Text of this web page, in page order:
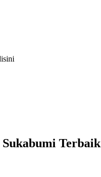
Terbaik